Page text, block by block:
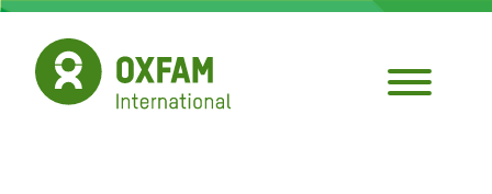
Aller
contenu
principal